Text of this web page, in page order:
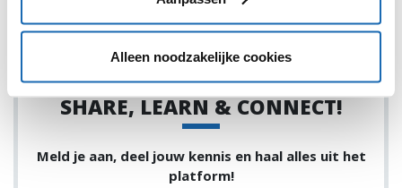
Alleen noodzakelijke cookies
SHARE, LEARN & CONNECT!
Meld je aan, deel jouw kennis en haal alles uit het
platform!